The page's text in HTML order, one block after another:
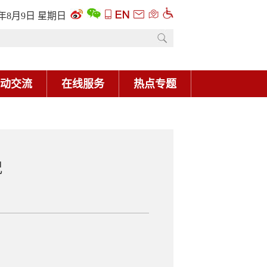
8月9日 星期日
交流 在线服务 热点专题